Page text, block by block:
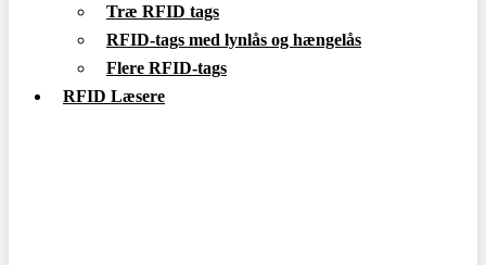
Træ RFID tags
RFID-tags med lynlås og hængelås
Flere RFID-tags
RFID Læsere